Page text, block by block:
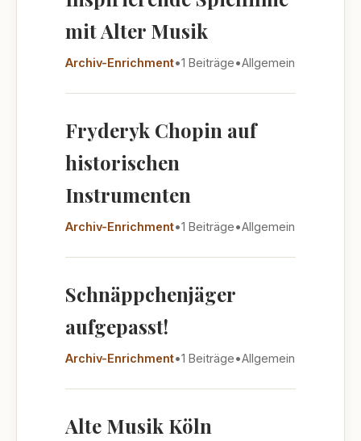
mit Alter Musik
Archiv-Enrichment•1 Beiträge•Allgemein
Fryderyk Chopin auf
historischen
Instrumenten
Archiv-Enrichment•1 Beiträge•Allgemein
Schnäppchenjäger
aufgepasst!
Archiv-Enrichment•1 Beiträge•Allgemein
Alte Musik Köln